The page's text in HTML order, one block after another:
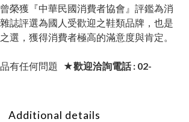
榮獲『中華民國消費者協會』評鑑為消
誌評選為國人受歡迎之鞋類品牌，也是
選，獲得消費者極高的滿意度與肯定。
有任何問題
★歡迎洽詢電話 : 02-
Additional details